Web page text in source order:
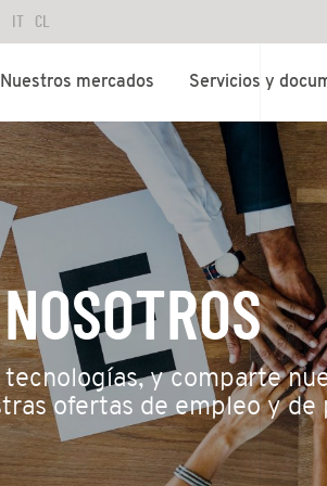
IT CL
Nuestros mercados Servicios y
y comparte
ofertas de empleo y de